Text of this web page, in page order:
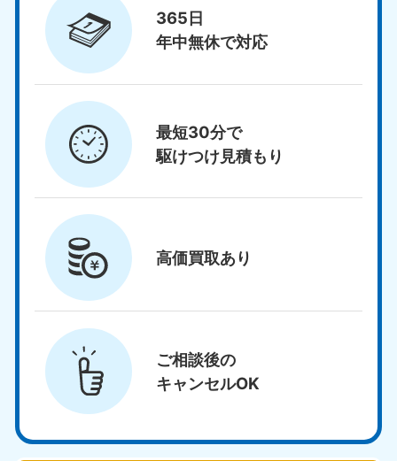
365日
年中無休で対応
最短30分で
駆けつけ見積もり
高価買取あり
ご相談後の
キャンセルOK